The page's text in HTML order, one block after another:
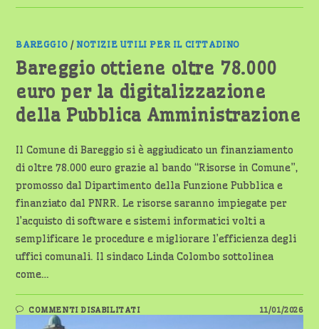
BAREGGIO /NOTIZIE UTILI PER IL CITTADINO
Bareggio ottiene oltre 78.000
euro per la digitalizzazione
della Pubblica Amministrazione
Il Comune di Bareggio si è aggiudicato un finanziamento
di oltre 78.000 euro grazie al bando “Risorse in Comune”,
promosso dal Dipartimento della Funzione Pubblica e
finanziato dal PNRR. Le risorse saranno impiegate per
l’acquisto di software e sistemi informatici volti a
semplificare le procedure e migliorare l’efficienza degli
uffici comunali. Il sindaco Linda Colombo sottolinea
come…
COMMENTI DISABILITATISU
BAREGGIO
11/01/2026